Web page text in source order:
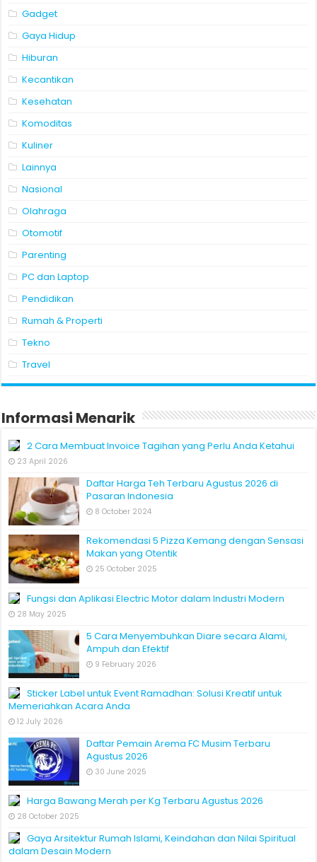
Gadget
Gaya Hidup
Hiburan
Kecantikan
Kesehatan
Komoditas
Kuliner
Lainnya
Nasional
Olahraga
Otomotif
Parenting
PC dan Laptop
Pendidikan
Rumah & Properti
Tekno
Travel
Informasi Menarik
2 Cara Membuat Invoice Tagihan yang Perlu Anda Ketahui
23 April 2026
Daftar Harga Teh Terbaru Agustus 2026 di
Pasaran Indonesia
8 October 2024
Rekomendasi 5 Pizza Kemang dengan Sensasi
Makan yang Otentik
25 October 2025
Fungsi dan Aplikasi Electric Motor dalam Industri Modern
28 May 2025
5 Cara Menyembuhkan Diare secara Alami,
Ampuh dan Efektif
9 February 2026
Sticker Label untuk Event Ramadhan: Solusi Kreatif untuk
Memeriahkan Acara Anda
12 July 2026
Daftar Pemain Arema FC Musim Terbaru
Agustus 2026
30 June 2025
Harga Bawang Merah per Kg Terbaru Agustus 2026
28 October 2025
Gaya Arsitektur Rumah Islami, Keindahan dan Nilai Spiritual
dalam Desain Modern